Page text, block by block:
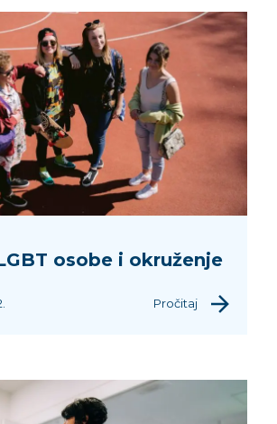
osobe i okruženje
Pročitaj